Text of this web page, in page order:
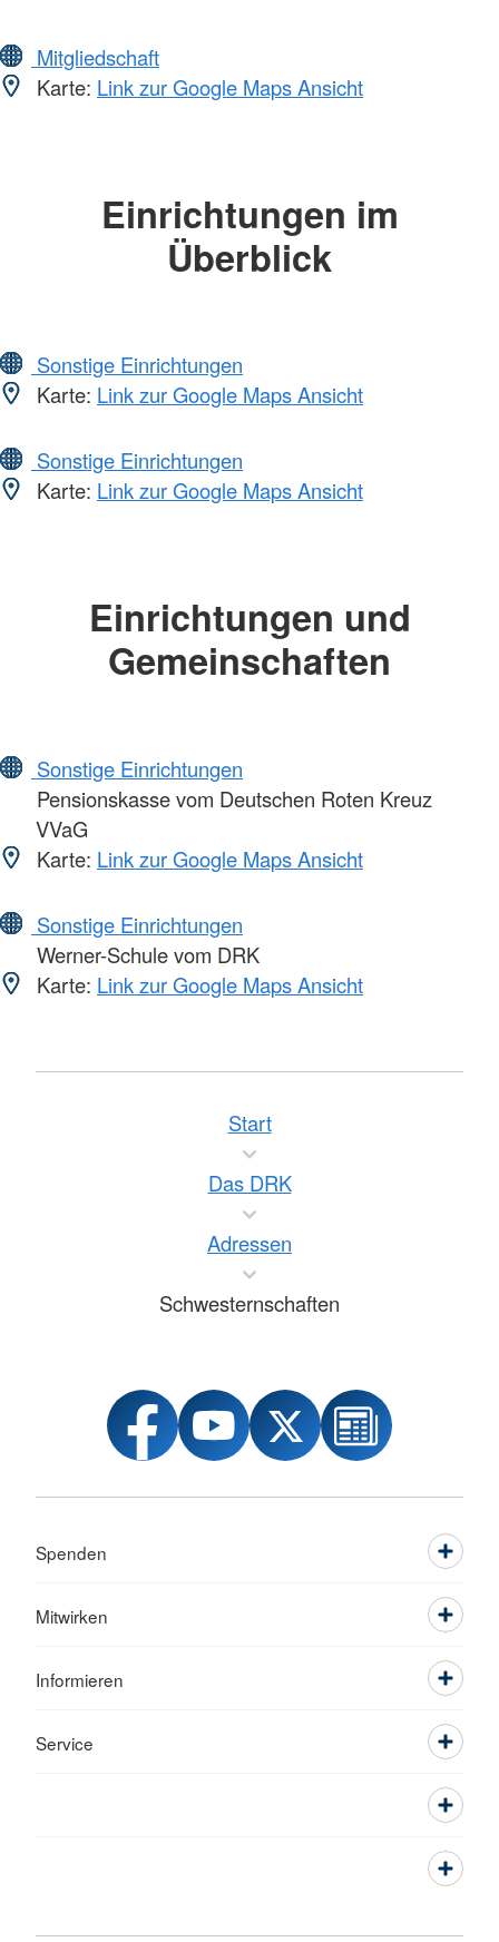
Mitgliedschaft
Karte: Link zur Google Maps Ansicht
Einrichtungen im
Überblick
Sonstige Einrichtungen
Karte: Link zur Google Maps Ansicht
Sonstige Einrichtungen
Karte: Link zur Google Maps Ansicht
Einrichtungen und
Gemeinschaften
Sonstige Einrichtungen
Pensionskasse vom Deutschen Roten Kreuz
VVaG
Karte: Link zur Google Maps Ansicht
Sonstige Einrichtungen
Werner-Schule vom DRK
Karte: Link zur Google Maps Ansicht
Start
Das DRK
Adressen
Schwesternschaften
Spenden
Mitwirken
Informieren
Service